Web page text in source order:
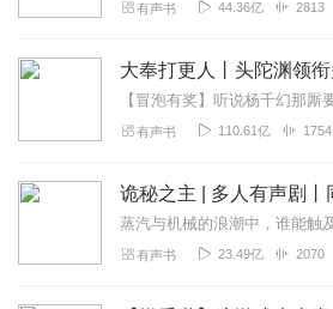
有声书 44.36亿 2813
有声书 110.61亿 1754
有声书 23.49亿 2070